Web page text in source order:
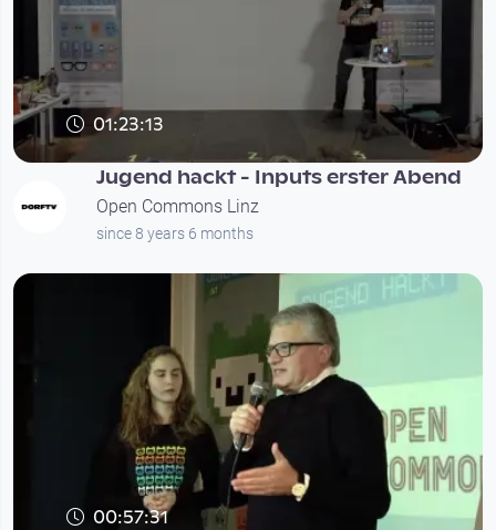
01:23:13
Jugend hackt - Inputs erster Abend
Open Commons Linz
since 8 years 6 months
00:57:31